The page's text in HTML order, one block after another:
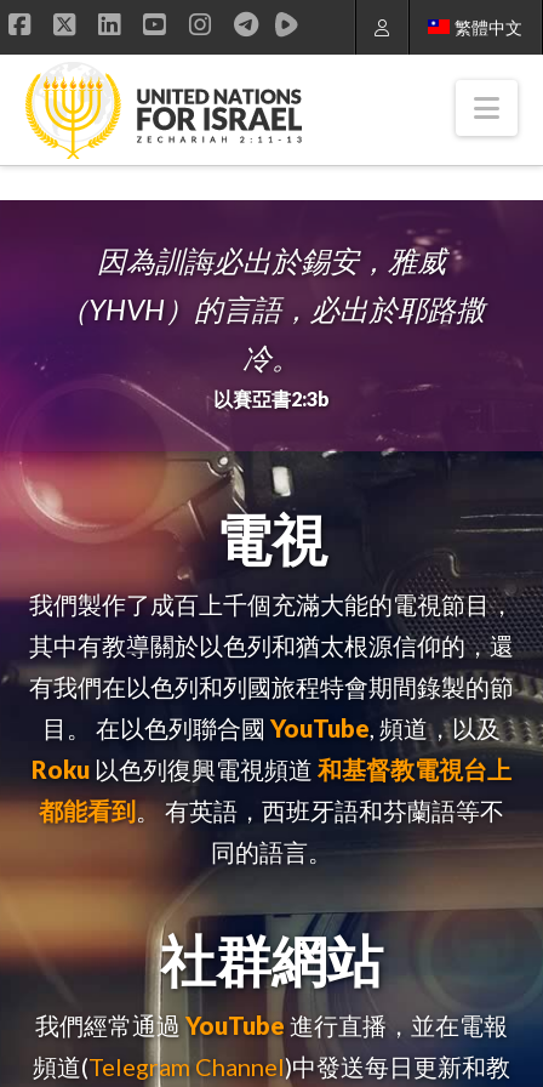
繁體中文
Facebook
X LinkedIn
YouTube
Instagram
因為訓誨必出於錫安，雅威
（YHVH）的言語，必出於耶路撒
冷。
以賽亞書2:3b
電視
我們製作了成百上千個充滿大能的電視節目，
其中有教導關於以色列和猶太根源信仰的，還
有我們在以色列和列國旅程特會期間錄製的節
目。 在以色列聯合國 YouTube, 頻道，以及
Roku 以色列復興電視頻道 和基督教電視台上
都能看到。 有英語，西班牙語和芬蘭語等不
同的語言。
社群網站
我們經常通過 YouTube 進行直播，並在電報
頻道(Telegram Channel)中發送每日更新和教